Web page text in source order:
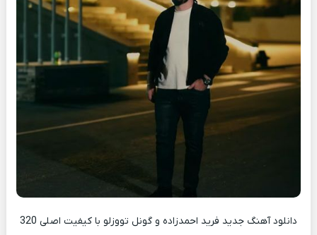
دانلود آهنگ جدید فرید احمدزاده و گونل تووزلو با کیفیت اصلی 320